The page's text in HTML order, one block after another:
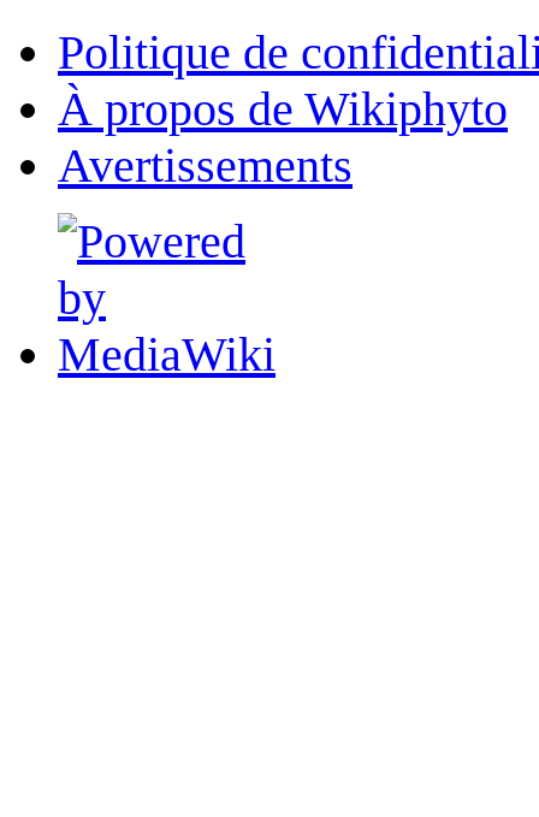
Politique de
À propos de Wikiphyto
Avertissements